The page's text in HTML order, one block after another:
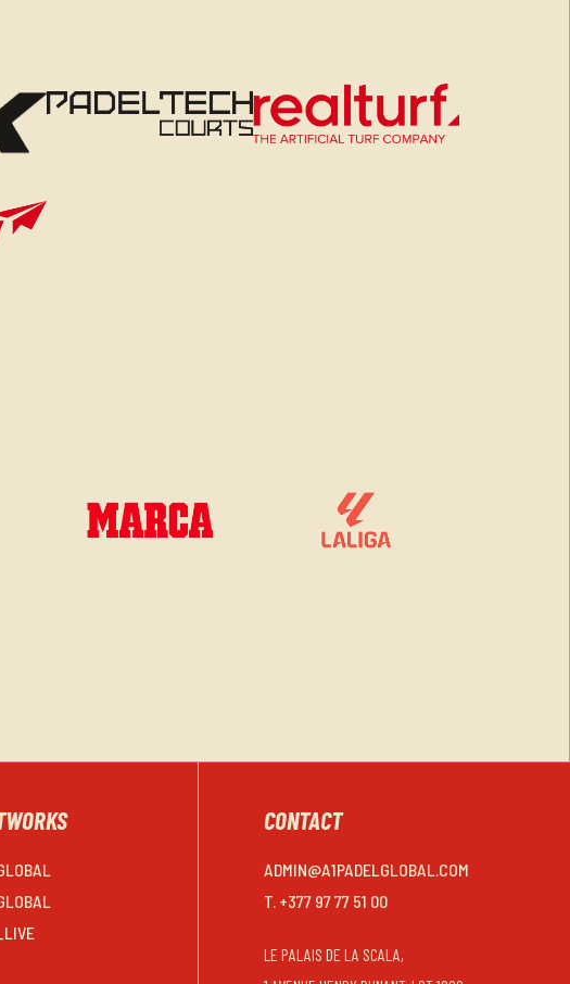
CONTACT
ADMIN@A1PADELGLOBAL.COM
T. +377 97 77 51 00
LE PALAIS DE LA SCALA,